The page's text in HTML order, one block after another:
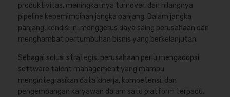
produktivitas, meningkatnya turnover, dan hilangnya
pipeline kepemimpinan jangka panjang. Dalam jangka
panjang, kondisi ini menggerus daya saing perusahaan dan
menghambat pertumbuhan bisnis yang berkelanjutan.
Sebagai solusi strategis, perusahaan perlu mengadopsi
software talent management yang mampu
mengintegrasikan data kinerja, kompetensi, dan
pengembangan karyawan dalam satu platform terpadu.